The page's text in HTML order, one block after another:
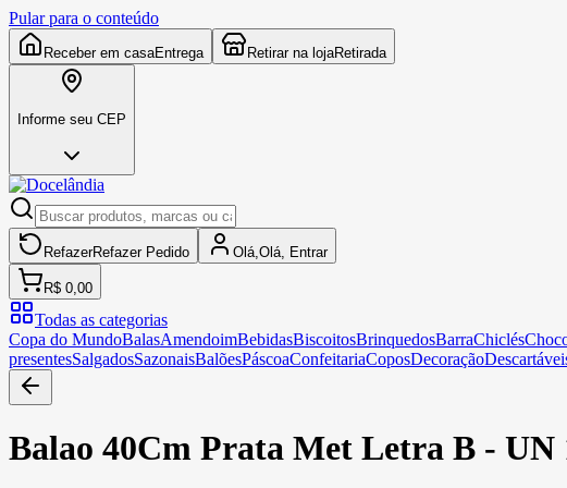
Pular para o conteúdo
Receber em casaEntrega Retirar na lojaRetirada
Informe seu CEP
RefazerRefazer Pedido Olá, Olá, Entrar
R$ 0,00
Todas as categorias
Copa do MundoBalasAmendoimBebidasBiscoitosBrinquedosBarraChiclés
presentesSalgadosSazonaisBalõesPáscoaConfeitariaCoposDecoração
Balao 40Cm Prata Met Letra B - UN